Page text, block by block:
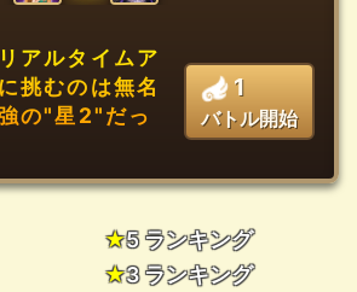
アルタイムア
挑むのは無名
の"星2"だっ
1
バトル開始
★5 ランキング
★3 ランキング